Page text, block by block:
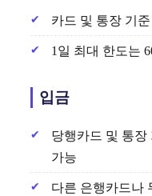
카드 및 통장 기
1일 최대 한도는
입금
당행카드 및 통장
가능
다른 은행카드나